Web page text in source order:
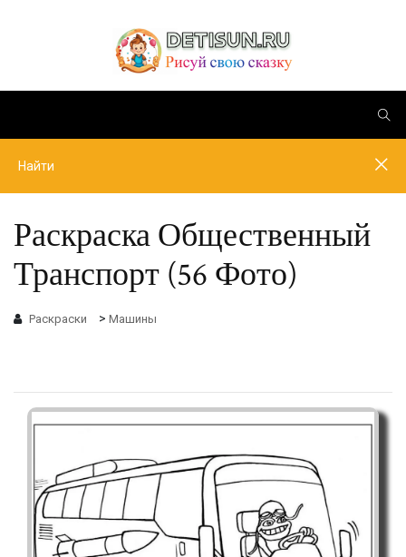
Раскраска Общественный
Транспорт (56 Фото)
Раскраски > Машины